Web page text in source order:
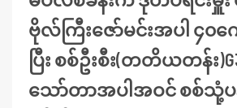
ဗိုလ်ကြီးဇော်မင်းအပါ ၄၀
ပြီး စစ်ဦးစီး(တတိယတန်း
သော်တာအပါအဝင် စစ်သုံ့ပန်